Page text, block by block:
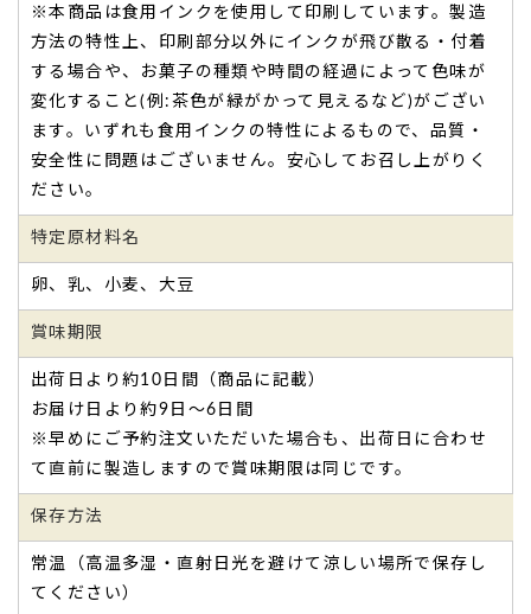
会社の20周年に。社員にも喜んでもらえました。
社員にも喜んでもらえました。
お蔭様でこれからの業務遂行にも拍車がかかりました。
ありがとうございました。（ヒロちゃん様）
会社の20周年記念。社長も20周年の刻印されたど
ら焼きの写真を撮りまくり（笑）！
会社の20周年記念に、日頃がんばってくれている社員と社長
※本商品は食用インクを使用して印刷しています。製造
方法の特性上、印刷部分以外にインクが飛び散る・付着
する場合や、お菓子の種類や時間の経過によって色味が
変化すること(例:茶色が緑がかって見えるなど)がござい
ます。いずれも食用インクの特性によるもので、品質・
安全性に問題はございません。安心してお召し上がりく
ださい。
特定原材料名
卵、乳、小麦、大豆
賞味期限
出荷日より約10日間（商品に記載）
お届け日より約9日～6日間
※早めにご予約注文いただいた場合も、出荷日に合わせ
て直前に製造しますので賞味期限は同じです。
保存方法
常温（高温多湿・直射日光を避けて涼しい場所で保存し
てください）